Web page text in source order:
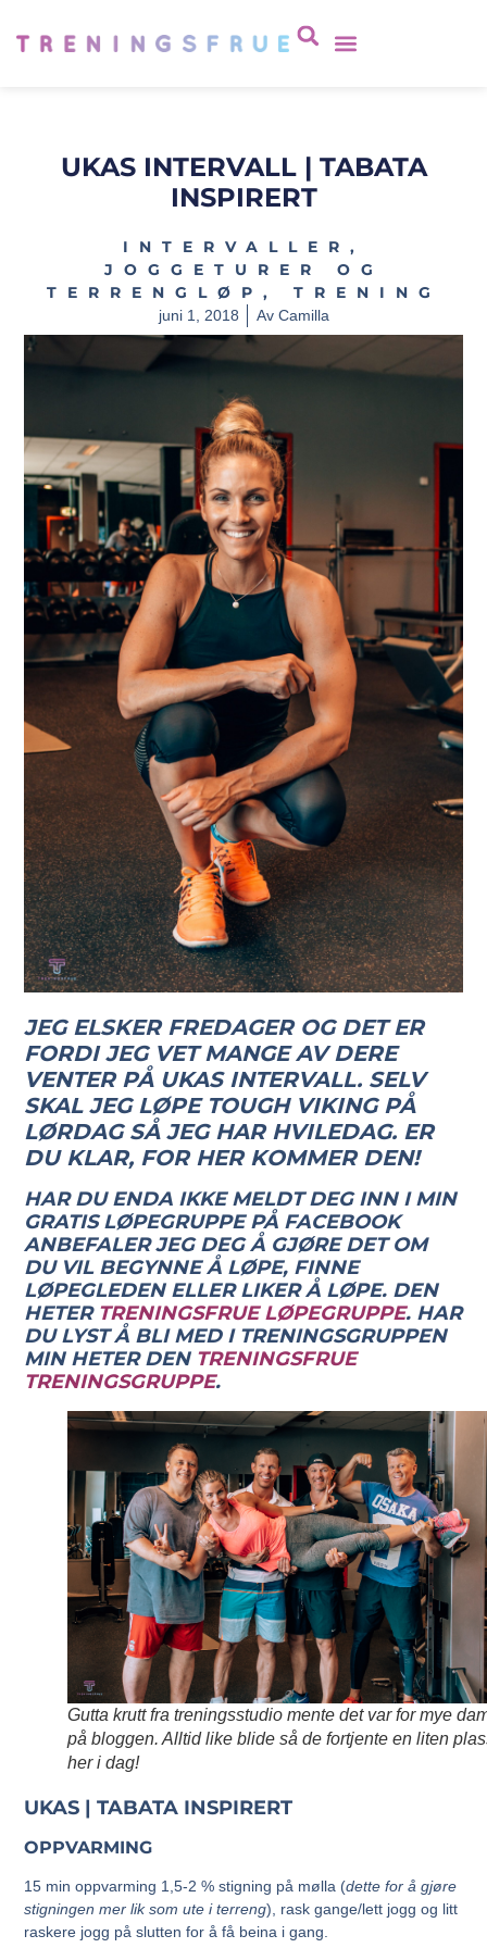
UKAS INTERVALL | TABATA
INSPIRERT
INTERVALLER ,
JOGGETURER OG
TERRENGLØP , TRENING
juni 1, 2018 AvCamilla
JEG ELSKER FREDAGER OG DET ER
FORDI JEG VET MANGE AV DERE
VENTER PÅ UKAS INTERVALL. SELV
SKAL JEG LØPE TOUGH VIKING PÅ
LØRDAG SÅ JEG HAR HVILEDAG. ER
DU KLAR, FOR HER KOMMER DEN!
HAR DU ENDA IKKE MELDT DEG INN I MIN
GRATIS LØPEGRUPPE PÅ FACEBOOK
ANBEFALER JEG DEG Å GJØRE DET OM
DU VIL BEGYNNE Å LØPE, FINNE
LØPEGLEDEN ELLER LIKER Å LØPE. DEN
HETER TRENINGSFRUE LØPEGRUPPE. HAR
DU LYST Å BLI MED I TRENINGSGRUPPEN
MIN HETER DEN TRENINGSFRUE
TRENINGSGRUPPE.
Gutta krutt fra treningsstudio mente det var for mye
på bloggen. Alltid like blide så de fortjente en liten
her i dag!
UKAS | TABATA INSPIRERT
OPPVARMING
15 min oppvarming 1,5-2 % stigning på mølla (dette for å gjøre
stigningen mer lik som ute i terreng), rask gange/lett jogg og litt
raskere jogg på slutten for å få beina i gang.